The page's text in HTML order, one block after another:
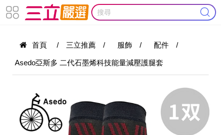
首頁 / 三立推薦 / 服飾 / 配件 /
Asedo亞斯多 二代石墨烯科技能量減壓護腿套